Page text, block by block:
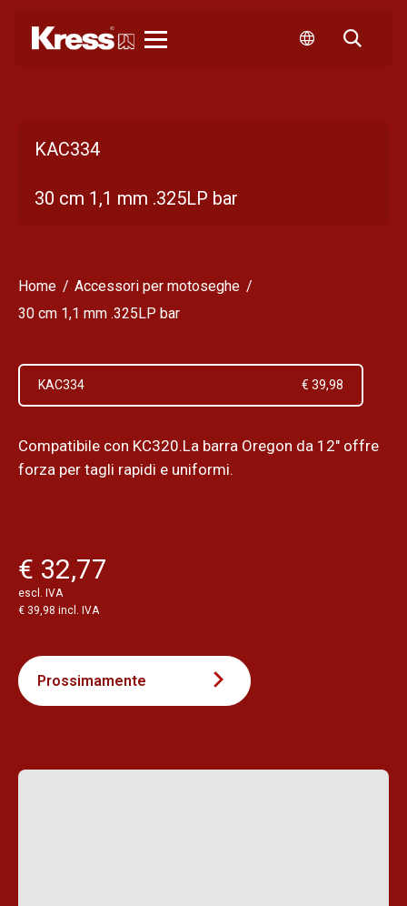
KAC334
30 cm 1,1 mm .325LP bar
Home
Accessori per motoseghe
30 cm 1,1 mm .325LP bar
KAC334 € 39,98
Compatibile con KC320.La barra Oregon da 12" offre
forza per tagli rapidi e uniformi.
€ 32,77
escl. IVA
€ 39,98 incl. IVA
Prossimamente